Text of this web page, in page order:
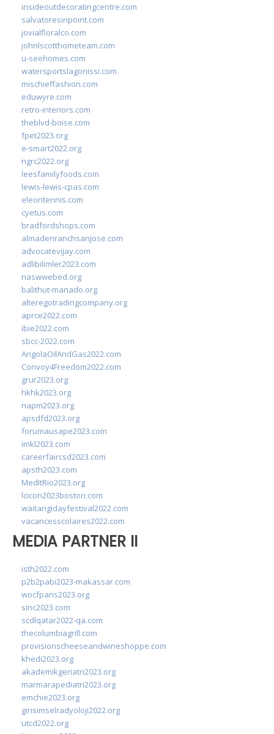
insideoutdecoratingcentre.com
salvatoresinpoint.com
jovialfloralco.com
johnlscotthometeam.com
u-seehomes.com
watersportslagonissi.com
mischieffashion.com
eduwyre.com
retro-interiors.com
theblvd-boise.com
fpet2023.org
e-smart2022.org
ngrc2022.org
leesfamilyfoods.com
lewis-lewis-cpas.com
eleontennis.com
cyetus.com
bradfordshops.com
almadenranchsanjose.com
advocatevijay.com
adlibilimler2023.com
naswwebed.org
balithut-manado.org
alteregotradingcompany.org
aprce2022.com
ibie2022.com
sbcc-2022.com
AngolaOilAndGas2022.com
Convoy4Freedom2022.com
grur2023.org
hkhk2023.org
napm2023.org
apsdfd2023.org
forumausape2023.com
imkl2023.com
careerfaircsd2023.com
apsth2023.com
MedItRio2023.org
lcicon2023boston.com
waitangidayfestival2022.com
vacancesscolaires2022.com
MEDIA PARTNER II
isth2022.com
p2b2pabi2023-makassar.com
wocfparis2023.org
sinc2023.com
scdlqatar2022-qa.com
thecolumbiagrill.com
provisionscheeseandwineshoppe.com
khedi2023.org
akademikgeriatri2023.org
marmarapediatri2023.org
emchie2023.org
girisimselradyoloji2022.org
utcd2022.org